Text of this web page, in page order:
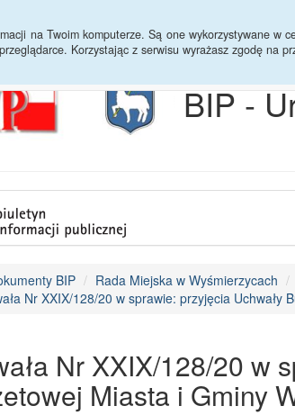
na Twoim komputerze. Są one wykorzystywane w
Korzystając z serwisu wyrażasz zgodę na
BIP -
BIP Rada Miejska w Wyśmierzycach
Nr XXIX/128/20 w sprawie: przyjęcia
Nr XXIX/128/20 w
Miasta i Gminy